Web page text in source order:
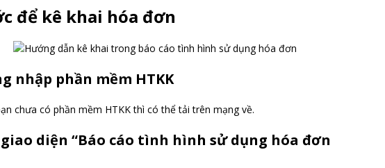
để kê khai hóa đơn
nhập phần mềm HTKK
chưa có phần mềm HTKK thì có thể tải trên mạng về.
giao diện “Báo cáo tình hình sử dụng hóa đơn